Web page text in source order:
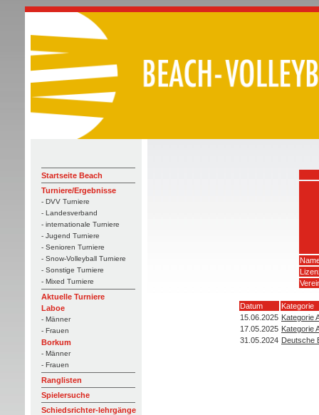
Startseite Beach
Turniere/Ergebnisse
- DVV Turniere
- Landesverband
- internationale Turniere
- Jugend Turniere
- Senioren Turniere
- Snow-Volleyball Turniere
- Sonstige Turniere
- Mixed Turniere
Aktuelle Turniere
Laboe
- Männer
- Frauen
Borkum
- Männer
- Frauen
Ranglisten
Spielersuche
Schiedsrichter-lehrgänge
Datum
Kategorie
15.06.2025 Kategorie
17.05.2025 Kategorie
31.05.2024 Deutsche